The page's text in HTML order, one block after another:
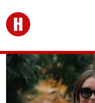
Перейти на главную